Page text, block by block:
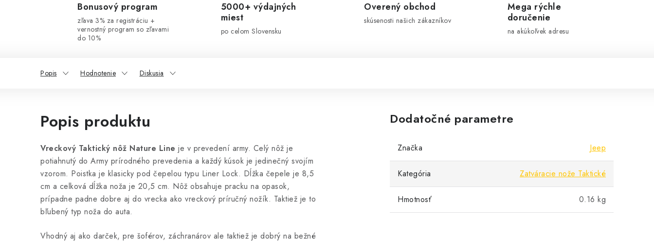
Bonusový program
zľava 3% za registráciu +
vernostný program so zľavami
do 10%
5000+ výdajných
miest
po celom Slovensku
Overený obchod
skúsenosti našich zákazníkov
Mega rýchle
doručenie
na akúkoľvek adresu
Popis Hodnotenie Diskusia
Popis produktu
Vreckový Taktický nôž Nature Line je v prevedení army. Celý nôž je
potiahnutý do Army prírodného prevedenia a každý kúsok je jedinečný svojím
vzorom. Poistka je klasicky pod čepelou typu Liner Lock. Dĺžka čepele je 8,5
cm a celková dĺžka noža je 20,5 cm. Nôž obsahuje pracku na opasok,
prípadne padne dobre aj do vrecka ako vreckový príručný nožík. Taktiež je to
bľubený typ noža do auta.
Vhodný aj ako darček, pre šoférov, záchranárov ale taktiež je dobrý na bežné
Dodatočné parametre
Značka Jeep
Kategória Zatváracie nože Taktické
Hmotnosť 0.16 kg